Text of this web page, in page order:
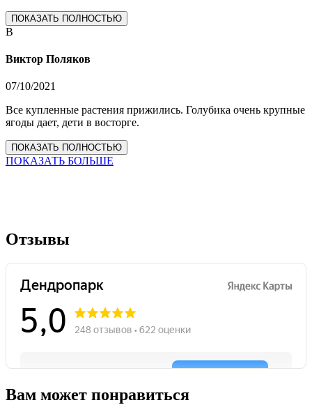
ПОКАЗАТЬ ПОЛНОСТЬЮ
В
Виктор Поляков
07/10/2021
Все купленные растения прижились. Голубика очень крупные
ягоды дает, дети в восторге.
ПОКАЗАТЬ ПОЛНОСТЬЮ
ПОКАЗАТЬ БОЛЬШЕ
Отзывы
Вам может понравиться